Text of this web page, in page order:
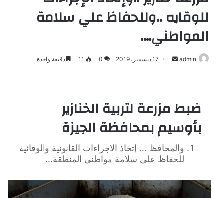
للوقايه ..وللحفاظ علي سلامة
المواطني….
admin
ي
ا
إ
ك
17 ديسمبر، 2019 0
11 دقيقة واحدة
ضبط مزرعة لتربية الخنازير
بأوسيم بمحافظة الجيزة
والمحافظ … إتخاذ الاجراءات القانونية والوقائية
للحفاظ على سلامة مواطنى المنطقة…